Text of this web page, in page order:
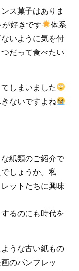
ス菓子はありま
好きです
体系
いように気を付
だって食べたい
しまいました
ないですよね
紙類のご紹介で
しょうか。私
ットたちに興味
るのにも時代を
うな古い紙もの
のパンフレッ